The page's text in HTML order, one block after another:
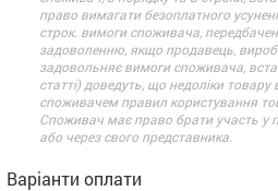
право вимагати безоплатного
строк. вимоги споживача,
задоволенню, якщо продавець,
задовольняє вимоги споживача,
статті) доведуть, що недоліки
споживачем правил користування
Споживач має право брати участь у
або через свого представника.
Варіанти оплати